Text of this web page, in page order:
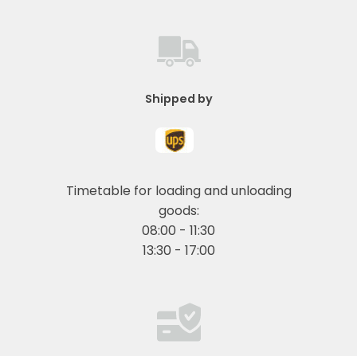
Shipped by
Timetable for loading and unloading
goods:
08:00 - 11:30
13:30 - 17:00